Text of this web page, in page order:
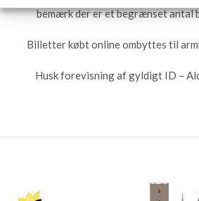
bemærk der er et begrænset
Billetter købt online ombyttes til
Husk forevisning af gyldigt ID –